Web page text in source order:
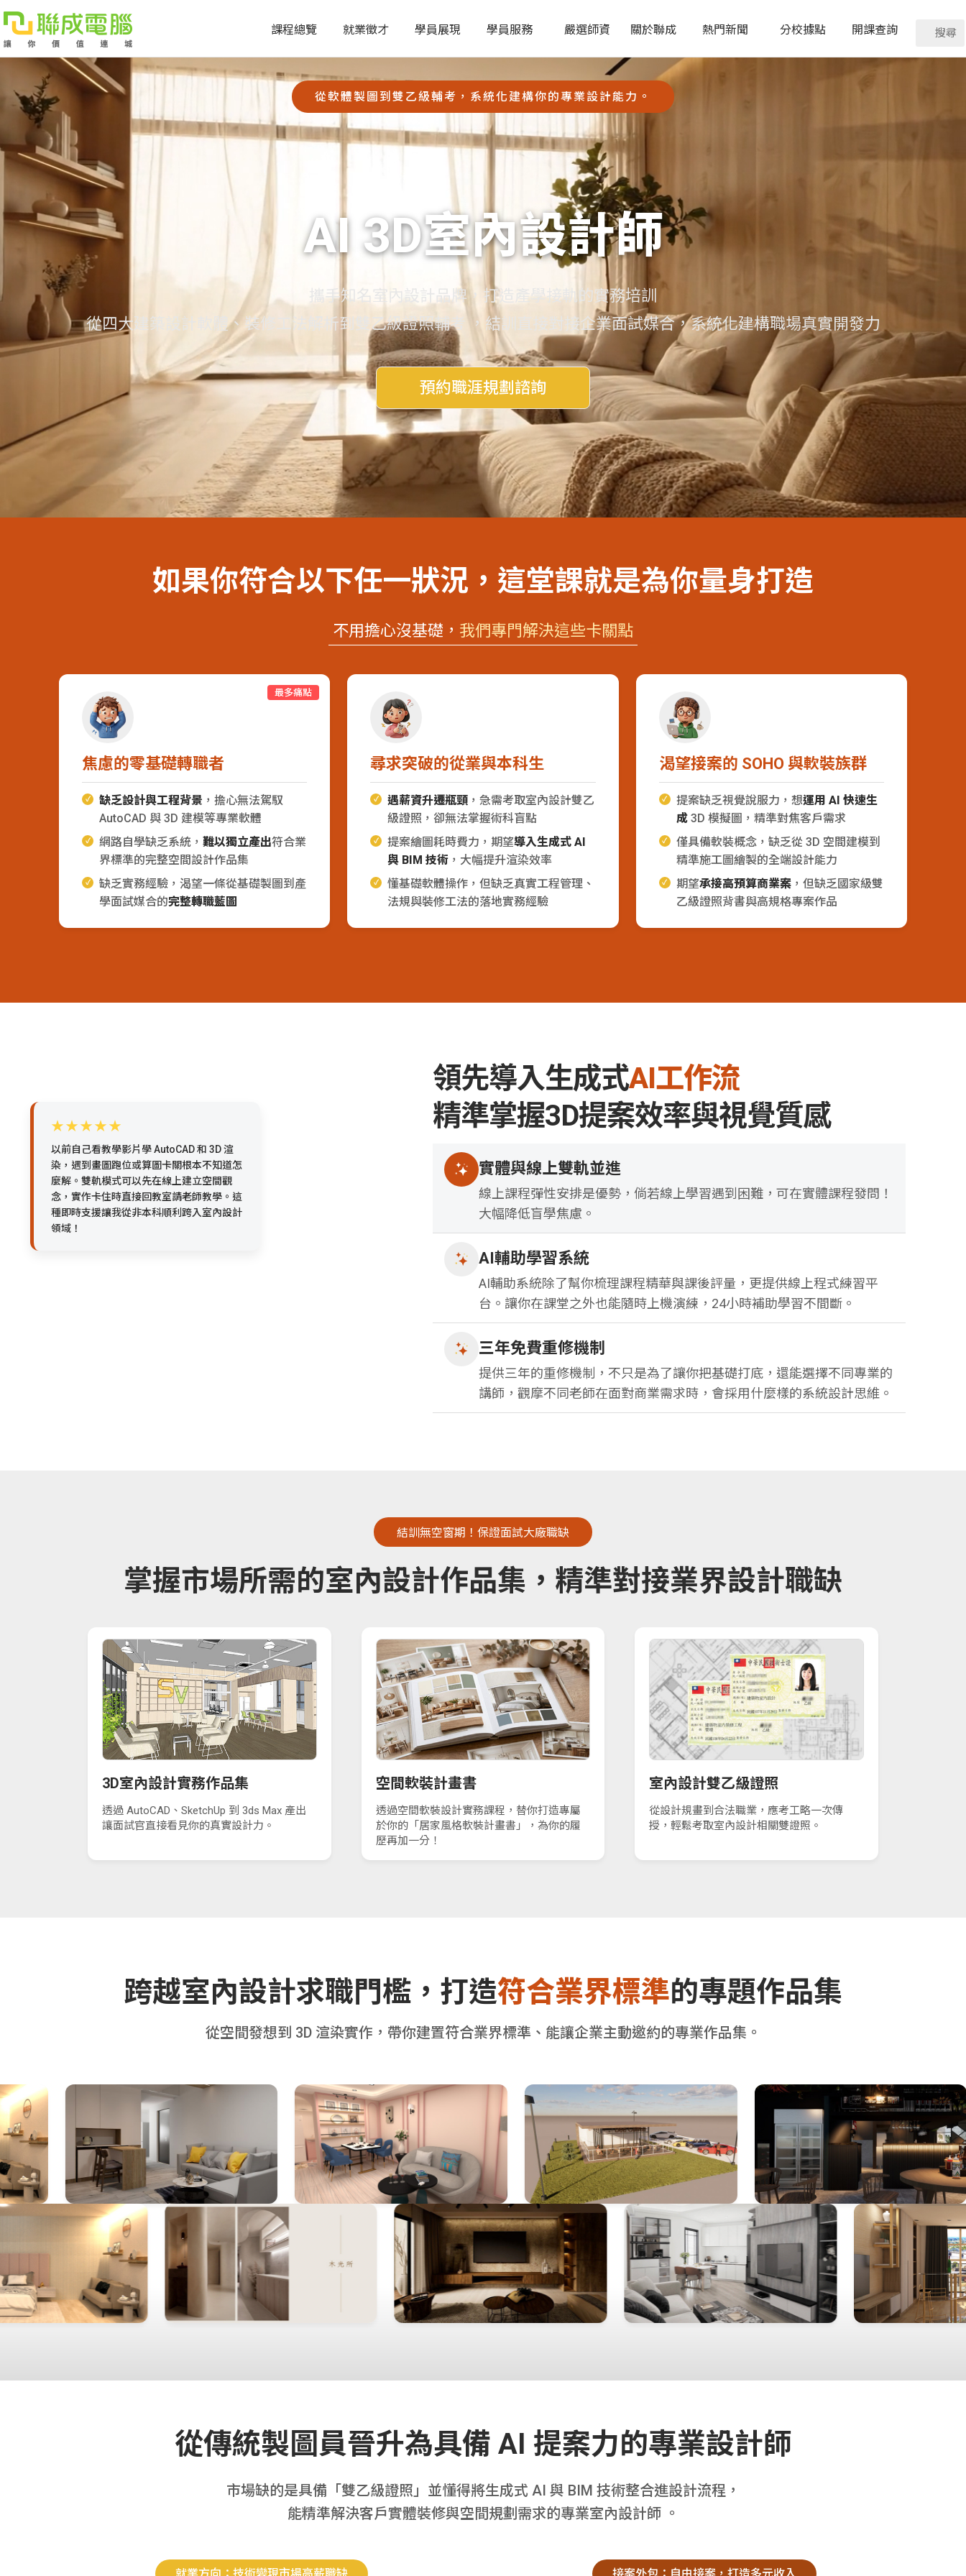
程
覽
就
學
員
嚴
關
分
據
搜尋
開課查詢
分校據點
熱門新聞
關於聯成
嚴選師資
學員服務
學員展現
就業徵才
課程總覽
從軟體製圖到雙乙級輔考，系統化建構你的專業設計能力。
AI 3D室內設計師
攜手知名室內設計品牌，打造產學接軌的實務培訓
從四大建築設計軟體、裝修工法解析到雙乙級證照輔考 ，結訓直接對接企業面試媒合，系統化建構職場真實開發力
預約職涯規劃諮詢
如果你符合以下任一狀況，這堂課就是為你量身打造
不用擔心沒基礎， 我們專門解決這些卡關點
最多痛點
焦慮的零基礎轉職者
缺乏設計與工程背景 ，擔心無法駕馭
AutoCAD 與 3D 建模等專業軟體
網路自學缺乏系統， 難以獨立產出符合業
界標準的完整空間設計作品集
缺乏實務經驗，渴望一條從基礎製圖到產
學面試媒合的完整轉職藍圖
尋求突破的從業與本科生
遇薪資升遷瓶頸 ，急需考取室內設計雙乙
級證照，卻無法掌握術科盲點
提案繪圖耗時費力，期望導入生成式 AI
與 BIM 技術 ，大幅提升渲染效率
懂基礎軟體操作，但缺乏真實工程管理、
法規與裝修工法的落地實務經驗
渴望接案的 SOHO 與軟裝族群
提案缺乏視覺說服力，想運用 AI 快速生
成3D 模擬圖，精準對焦客戶需求
僅具備軟裝概念，缺乏從 3D 空間建模到
精準施工圖繪製的全端設計能力
期望承接高預算商業案，但缺乏國家級雙
乙級證照背書與高規格專案作品
★★★★★
以前自己看教學影片學 AutoCAD 和 3D 渲
染，遇到畫圖跑位或算圖卡關根本不知道怎
麼解。雙軌模式可以先在線上建立空間觀
念，實作卡住時直接回教室請老師教學。這
種即時支援讓我從非本科順利跨入室內設計
領域！
領先導入生成式AI工作流
精準掌握3D提案效率與視覺質感
實體與線上雙軌並進
線上課程彈性安排是優勢，倘若線上學習遇到困難，可在實體課程發問！
大幅降低盲學焦慮。
AI輔助學習系統
AI輔助系統除了幫你梳理課程精華與課後評量，更提供線上程式練習平
台。讓你在課堂之外也能隨時上機演練，24小時補助學習不間斷。
三年免費重修機制
提供三年的重修機制，不只是為了讓你把基礎打底，還能選擇不同專業的
講師，觀摩不同老師在面對商業需求時，會採用什麼樣的系統設計思維。
結訓無空窗期！保證面試大廠職缺
掌握市場所需的室內設計作品集，精準對接業界設計職缺
3D室內設計實務作品集
透過 AutoCAD、SketchUp 到 3ds Max 產出
讓面試官直接看見你的真實設計力。
空間軟裝計畫書
透過空間軟裝設計實務課程，替你打造專屬
於你的「居家風格軟裝計畫書」，為你的履
歷再加一分！
室內設計雙乙級證照
從設計規畫到合法職業，應考工略一次傳
授，輕鬆考取室內設計相關雙證照。
跨越室內設計求職門檻，打造符合業界標準的專題作品集
從空間發想到 3D 渲染實作，帶你建置符合業界標準、能讓企業主動邀約的專業作品集。
從傳統製圖員晉升為具備 AI 提案力的專業設計師
市場缺的是具備「雙乙級證照」並懂得將生成式 AI 與 BIM 技術整合進設計流程，
能精準解決客戶實體裝修與空間規劃需求的專業室內設計師 。